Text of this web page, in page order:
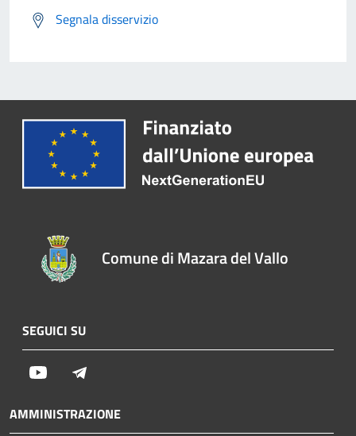
Segnala disservizio
Comune di Mazara del Vallo
SEGUICI SU
Youtube
AMMINISTRAZIONE